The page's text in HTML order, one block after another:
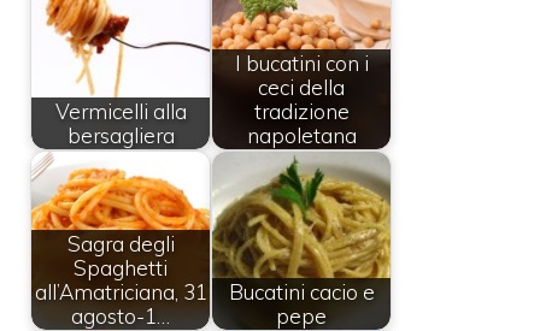
Vermicelli alla
bersagliera
I bucatini con i
ceci della
tradizione
napoletana
Sagra degli
Spaghetti
all’Amatriciana, 31
agosto-1…
Bucatini cacio e
pepe